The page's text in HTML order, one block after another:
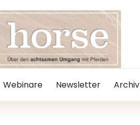
Webinare Newsletter Archiv